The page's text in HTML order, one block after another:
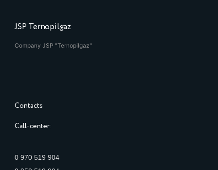
JSP Ternopilgaz
Company JSP "Ternopilgaz"
Contacts
Call-center:
0 970 519 904